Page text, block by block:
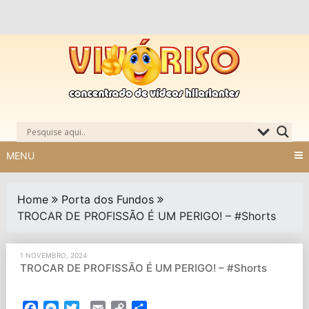
MENU
Home
Porta dos Fundos
TROCAR DE PROFISSÃO É UM PERIGO! – #Shorts
1 NOVEMBRO, 2024
TROCAR DE PROFISSÃO É UM PERIGO! – #Shorts